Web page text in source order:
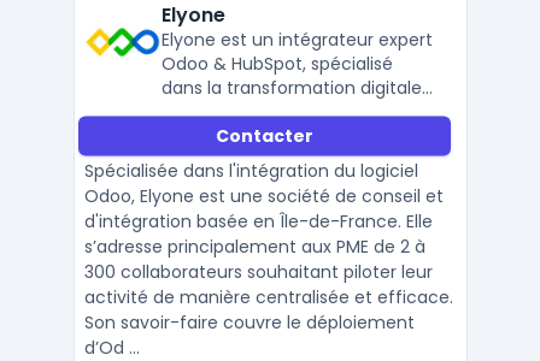
Elyone
Elyone est un intégrateur expert
Odoo & HubSpot, spécialisé
dans la transformation digitale
des PME.
Contacter
Spécialisée dans l'intégration du logiciel
Odoo, Elyone est une société de conseil et
d'intégration basée en Île-de-France. Elle
s’adresse principalement aux PME de 2 à
300 collaborateurs souhaitant piloter leur
activité de manière centralisée et efficace.
Son savoir-faire couvre le déploiement
d’Od ...